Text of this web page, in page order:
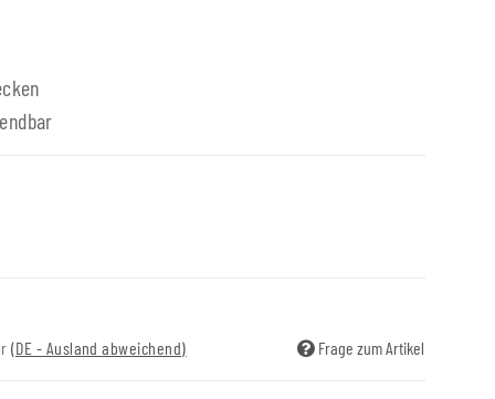
(DE - Ausland abweichend) Frage zum Artikel